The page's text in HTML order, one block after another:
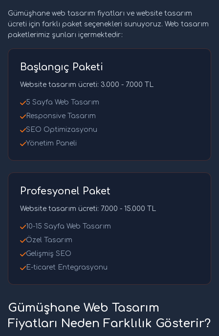
Gümüşhane web tasarım fiyatları ve website tasarım
ücreti için farklı paket seçenekleri sunuyoruz. Web tasarım
paketlerimiz şunları içermektedir:
Başlangıç Paketi
Website tasarım ücreti: 3.000 - 7.000 TL
5 Sayfa Web Tasarım
Responsive Tasarım
SEO Optimizasyonu
Yönetim Paneli
Profesyonel Paket
Website tasarım ücreti: 7.000 - 15.000 TL
10-15 Sayfa Web Tasarım
Özel Tasarım
Gelişmiş SEO
E-ticaret Entegrasyonu
Gümüşhane Web Tasarım
Fiyatları Neden Farklılık Gösterir?